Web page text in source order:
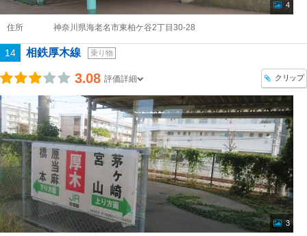
4
住所 神奈川県海老名市東柏ケ谷2丁目30-28
14 相鉄厚木線 乗り物
3.08 評価詳細 クリップ
3